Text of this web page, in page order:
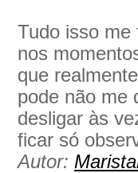
Tudo isso me
nos
que
pode não me
desligar às
ficar só
Autor: